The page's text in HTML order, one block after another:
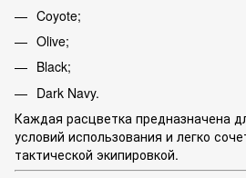
Coyote;
Olive;
Black;
Dark Navy.
Каждая расцветка предназначена
условий использования и легко
тактической экипировкой.